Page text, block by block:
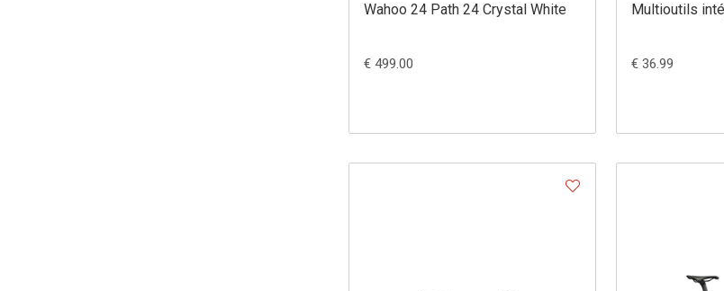
Wahoo 24 Path 24 Crystal White
€ 499.00
Multioutils
€ 36.99